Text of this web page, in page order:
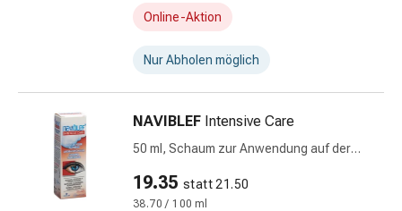
Sprühpflaster
Wundverschlussstreifen
kleber
Zugsalbe
Tupfer
Online-Aktion
Nur Abholen möglich
NAVIBLEF Intensive Care
50 ml, Schaum zur Anwendung auf der
19.35 statt 21.50
38.70 / 100 ml